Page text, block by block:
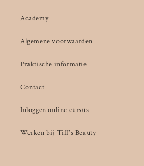
Academy
Algemene voorwaarden
Praktische informatie
Contact
Inloggen online cursus
Werken bij Tiff's Beauty